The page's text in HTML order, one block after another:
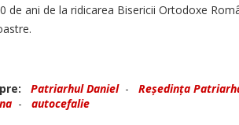
de ani de la ridicarea Bisericii Ortodoxe
Patriarhul Daniel- Reședința
- autocefalie